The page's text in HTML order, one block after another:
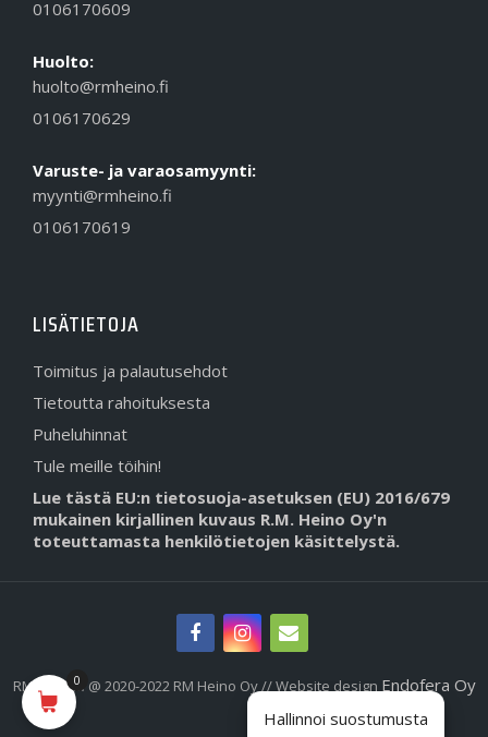
0106170609
Huolto:
huolto@rmheino.fi
0106170629
Varuste- ja varaosamyynti:
myynti@rmheino.fi
0106170619
LISÄTIETOJA
Toimitus ja palautusehdot
Tietoutta rahoituksesta
Puheluhinnat
Tule meille töihin!
Lue tästä EU:n tietosuoja-asetuksen (EU) 2016/679
mukainen kirjallinen kuvaus R.M. Heino Oy'n
toteuttamasta henkilötietojen käsittelystä.
RMHeino.fi @ 2020-2022 RM Heino Oy // Website design Endofera Oy
Hallinnoi suostumusta
0